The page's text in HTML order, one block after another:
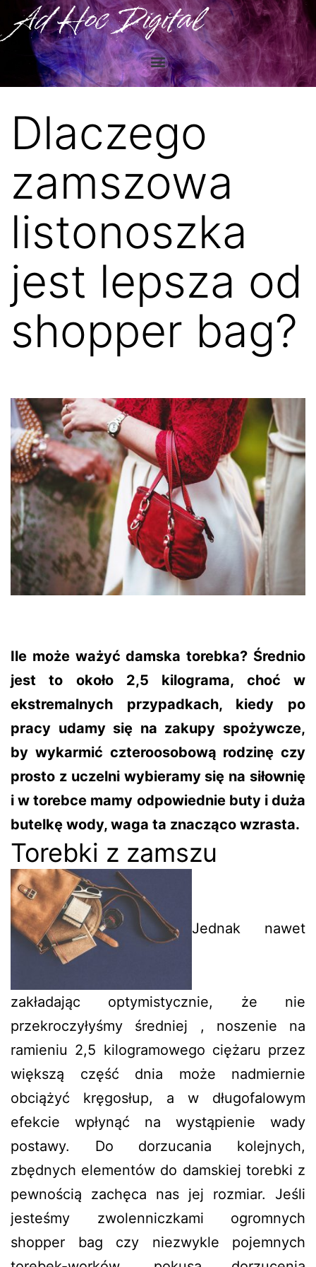
Ad Hoc Digital
Dlaczego
zamszowa
listonoszka
jest lepsza od
shopper bag?
Ile może ważyć damska torebka? Średnio
jest to około 2,5 kilograma, choć w
ekstremalnych przypadkach, kiedy po
pracy udamy się na zakupy spożywcze,
by wykarmić czteroosobową rodzinę czy
prosto z uczelni wybieramy się na siłownię
i w torebce mamy odpowiednie buty i duża
butelkę wody, waga ta znacząco wzrasta.
Torebki z zamszu
Jednak nawet
zakładając optymistycznie, że nie
przekroczyłyśmy średniej , noszenie na
ramieniu 2,5 kilogramowego ciężaru przez
większą część dnia może nadmiernie
obciążyć kręgosłup, a w długofalowym
efekcie wpłynąć na wystąpienie wady
postawy. Do dorzucania kolejnych,
zbędnych elementów do damskiej torebki z
pewnością zachęca nas jej rozmiar. Jeśli
jesteśmy zwolenniczkami ogromnych
shopper bag czy niezwykle pojemnych